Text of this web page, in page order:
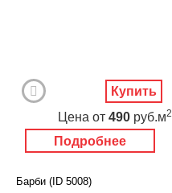
Подробнее
Цена от 490 руб.м2
Купить
Барби (ID 5008)